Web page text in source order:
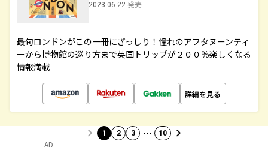
2023.06.22 発売
最旬ロンドンがこの一冊にぎっしり！憧れのアフタヌーンティ
ーから博物館の巡り方まで英国トリップが２００％楽しくなる
情報満載
詳細を見る
1 2 3 … 10
AD